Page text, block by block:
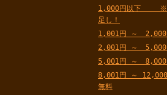
1,000円以下 ※
足し！
1,001円 ～ 2,000
2,001円 ～ 5,000
5,001円 ～ 8,000
8,001円 ～ 12,000
無料